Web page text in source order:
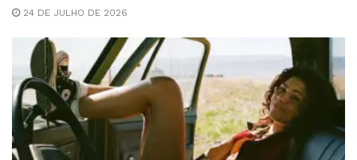
24 DE JULHO DE 2026